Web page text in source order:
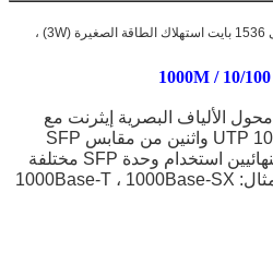
يدعم VLAN و QoS يدعم الإطار الأقصى 1536 بايت استهلاك الطاقة الصغيرة (3W) ،
أربعة منافذ 10/100 / 1000M محول الألياف البصرية إيثرنت مع
اثنين من منافذ UTP 10/100 / 1000M واثنين من مقابس SFP
يمكن للمستخدمين النهائيين استخدام وحدة SFP مختلفة
وفقًا لمتطلباته ، على سبيل المثال: 1000Base-T ، 1000Base-SX